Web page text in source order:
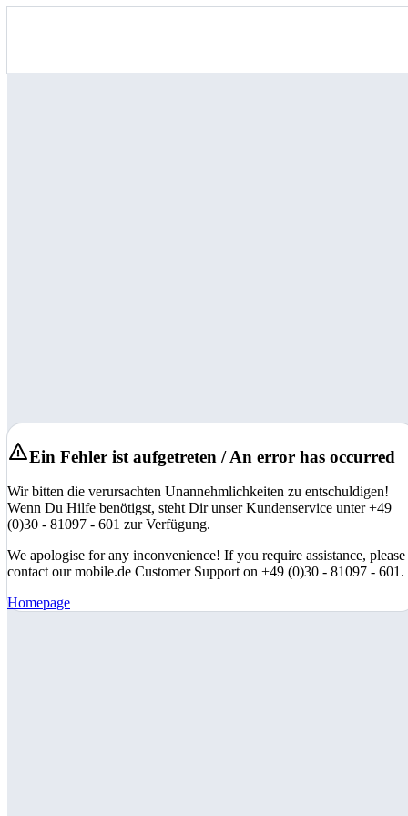
Ein Fehler ist aufgetreten / An error has occurred
Wir bitten die verursachten Unannehmlichkeiten zu entschuldigen!
Wenn Du Hilfe benötigst, steht Dir unser Kundenservice unter +49
(0)30 - 81097 - 601 zur Verfügung.
We apologise for any inconvenience! If you require assistance, please
contact our mobile.de Customer Support on +49 (0)30 - 81097 - 601.
Homepage